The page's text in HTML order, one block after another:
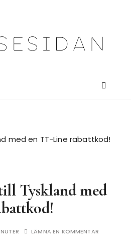
med en TT-Line rabattkod!
Tyskland med
LÄMNA EN KOMMENTAR